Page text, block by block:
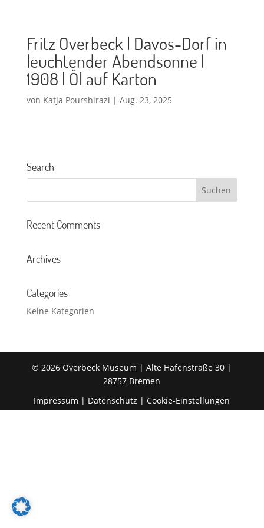
Fritz Overbeck | Davos-Dorf in
leuchtender Abendsonne |
1908 | Öl auf Karton
von Katja Pourshirazi | Aug. 23, 2025
Search
Recent Comments
Archives
Categories
Keine Kategorien
© 2026 Overbeck Museum | Alte Hafenstraße 30 |
28757 Bremen
Impressum | Datenschutz |Cookie-Einstellungen